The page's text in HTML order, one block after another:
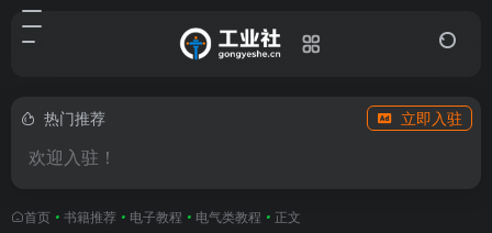
热门推荐 立即入驻
欢迎入驻！
首页 • 书籍推荐 • 电子教程 • 电气类教程 • 正文